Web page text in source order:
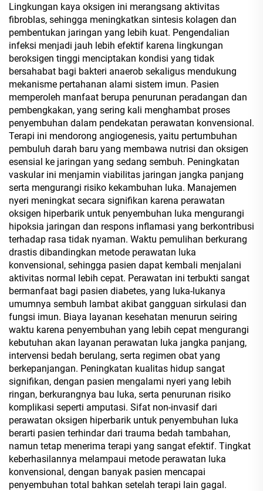
Lingkungan kaya oksigen ini merangsang aktivitas
fibroblas, sehingga meningkatkan sintesis kolagen dan
pembentukan jaringan yang lebih kuat. Pengendalian
infeksi menjadi jauh lebih efektif karena lingkungan
beroksigen tinggi menciptakan kondisi yang tidak
bersahabat bagi bakteri anaerob sekaligus mendukung
mekanisme pertahanan alami sistem imun. Pasien
memperoleh manfaat berupa penurunan peradangan dan
pembengkakan, yang sering kali menghambat proses
penyembuhan dalam pendekatan perawatan konvensional.
Terapi ini mendorong angiogenesis, yaitu pertumbuhan
pembuluh darah baru yang membawa nutrisi dan oksigen
esensial ke jaringan yang sedang sembuh. Peningkatan
vaskular ini menjamin viabilitas jaringan jangka panjang
serta mengurangi risiko kekambuhan luka. Manajemen
nyeri meningkat secara signifikan karena perawatan
oksigen hiperbarik untuk penyembuhan luka mengurangi
hipoksia jaringan dan respons inflamasi yang berkontribusi
terhadap rasa tidak nyaman. Waktu pemulihan berkurang
drastis dibandingkan metode perawatan luka
konvensional, sehingga pasien dapat kembali menjalani
aktivitas normal lebih cepat. Perawatan ini terbukti sangat
bermanfaat bagi pasien diabetes, yang luka-lukanya
umumnya sembuh lambat akibat gangguan sirkulasi dan
fungsi imun. Biaya layanan kesehatan menurun seiring
waktu karena penyembuhan yang lebih cepat mengurangi
kebutuhan akan layanan perawatan luka jangka panjang,
intervensi bedah berulang, serta regimen obat yang
berkepanjangan. Peningkatan kualitas hidup sangat
signifikan, dengan pasien mengalami nyeri yang lebih
ringan, berkurangnya bau luka, serta penurunan risiko
komplikasi seperti amputasi. Sifat non-invasif dari
perawatan oksigen hiperbarik untuk penyembuhan luka
berarti pasien terhindar dari trauma bedah tambahan,
namun tetap menerima terapi yang sangat efektif. Tingkat
keberhasilannya melampaui metode perawatan luka
konvensional, dengan banyak pasien mencapai
penyembuhan total bahkan setelah terapi lain gagal.